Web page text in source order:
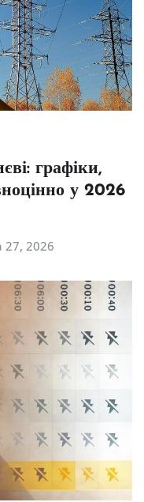
графіки,
у 2026
27, 2026